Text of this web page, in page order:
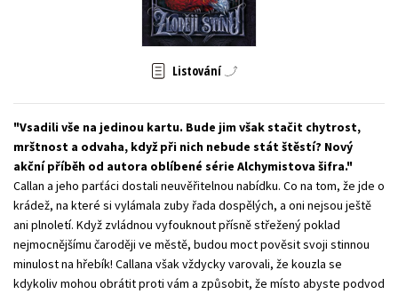
Zahraniční literatura
Všechny tituly
Listování
Vsadili vše na jedinou kartu. Bude jim však stačit chytrost,
mrštnost a odvaha, když při nich nebude stát štěstí? Nový
akční příběh od autora oblíbené série Alchymistova šifra.
Callan a jeho parťáci dostali neuvěřitelnou nabídku. Co na tom, že jde o
krádež, na které si vylámala zuby řada dospělých, a oni nejsou ještě
ani plnoletí. Když zvládnou vyfouknout přísně střežený poklad
nejmocnějšímu čaroději ve městě, budou moct pověsit svoji stinnou
minulost na hřebík! Callana však vždycky varovali, že kouzla se
kdykoliv mohou obrátit proti vám a způsobit, že místo abyste podvod